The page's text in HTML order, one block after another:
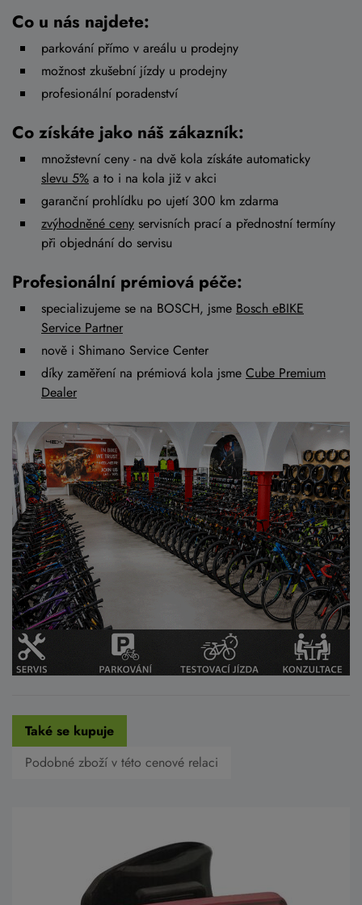
Co u nás najdete:
parkování přímo v areálu u prodejny
možnost zkušební jízdy u prodejny
profesionální poradenství
Co získáte jako náš zákazník:
množstevní ceny - na dvě kola získáte automaticky
slevu 5% a to i na kola již v akci
garanční prohlídku po ujetí 300 km zdarma
zvýhodněné ceny servisních prací a přednostní termíny
při objednání do servisu
Profesionální prémiová péče:
specializujeme se na BOSCH, jsme Bosch eBIKE
Service Partner
nově i Shimano Service Center
díky zaměření na prémiová kola jsme Cube Premium
Dealer
Také se kupuje
Podobné zboží v této cenové relaci